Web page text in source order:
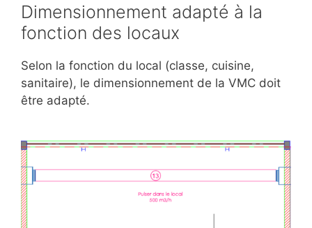
Dimensionnement adapté à la
fonction des locaux
Selon la fonction du local (classe, cuisine,
sanitaire), le dimensionnement de la VMC doit
être adapté.